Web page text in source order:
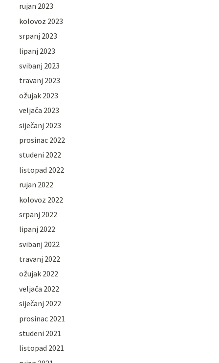
rujan 2023
kolovoz 2023
srpanj 2023
lipanj 2023
svibanj 2023
travanj 2023
ožujak 2023
veljača 2023
siječanj 2023
prosinac 2022
studeni 2022
listopad 2022
rujan 2022
kolovoz 2022
srpanj 2022
lipanj 2022
svibanj 2022
travanj 2022
ožujak 2022
veljača 2022
siječanj 2022
prosinac 2021
studeni 2021
listopad 2021